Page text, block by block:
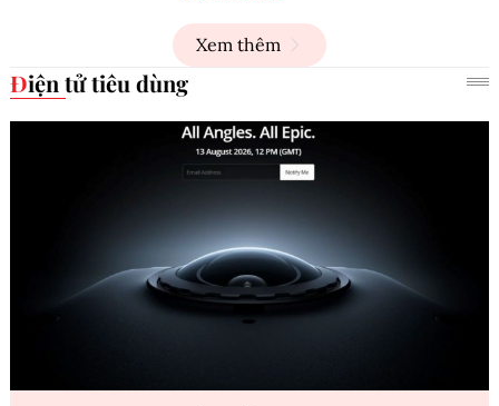
Xem thêm
Điện tử tiêu dùng